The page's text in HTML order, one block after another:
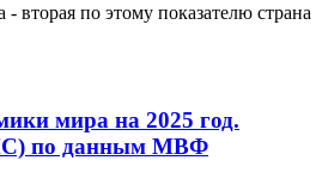
вторая по этому показателю страна
мира на 2025 год.
по данным МВФ